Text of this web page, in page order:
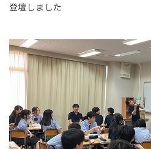
登壇しました